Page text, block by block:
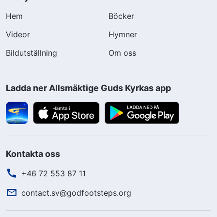
Hem
Böcker
Videor
Hymner
Bildutställning
Om oss
Ladda ner Allsmäktige Guds Kyrkas app
Kontakta oss
+46 72 553 87 11
contact.sv@godfootsteps.org